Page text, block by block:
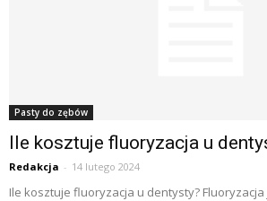
Pasty do zębów
Ile kosztuje fluoryzacja u
Redakcja - 14 lutego 2024
Ile kosztuje fluoryzacja u dentysty?